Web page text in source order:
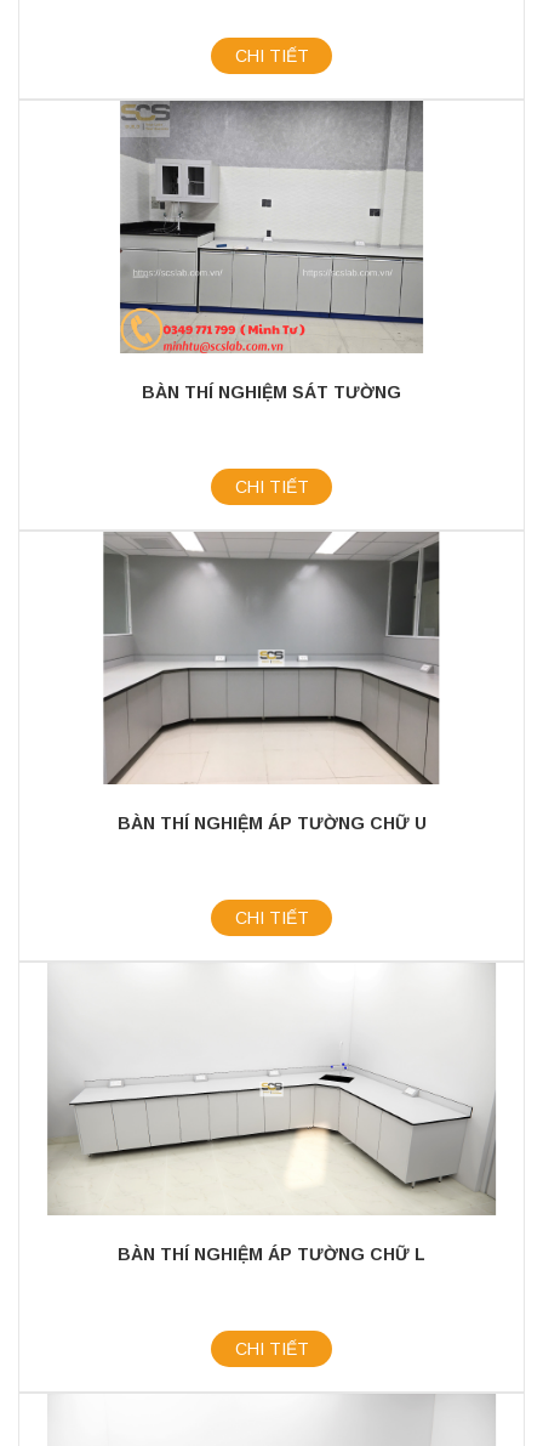
CHI TIẾT
BÀN THÍ NGHIỆM SÁT TƯỜNG
CHI TIẾT
BÀN THÍ NGHIỆM ÁP TƯỜNG CHỮ U
CHI TIẾT
BÀN THÍ NGHIỆM ÁP TƯỜNG CHỮ L
CHI TIẾT